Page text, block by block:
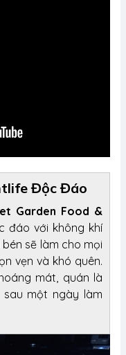
Độc Đáo
Garden Food &
đáo với không khí
sẽ làm cho mọi
vẹn và khó quên.
mát, quán là
một ngày làm